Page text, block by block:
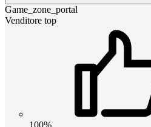
Game_zone_portal
Venditore top
100%